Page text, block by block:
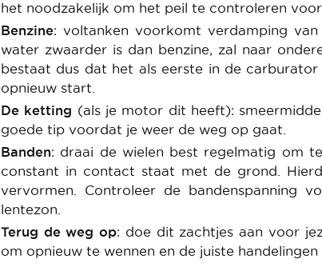
het noodzakelijk om het peil te controleren
Benzine: voltanken voorkomt verdamping van
water zwaarder is dan benzine, zal naar
bestaat dus dat het als eerste in de
opnieuw start.
De ketting (als je motor dit heeft):
goede tip voordat je weer de weg op gaat.
Banden: draai de wielen best regelmatig om
constant in contact staat met de grond.
vervormen. Controleer de bandenspanning
lentezon.
Terug de weg op: doe dit zachtjes aan voor
om opnieuw te wennen en de juiste handelingen